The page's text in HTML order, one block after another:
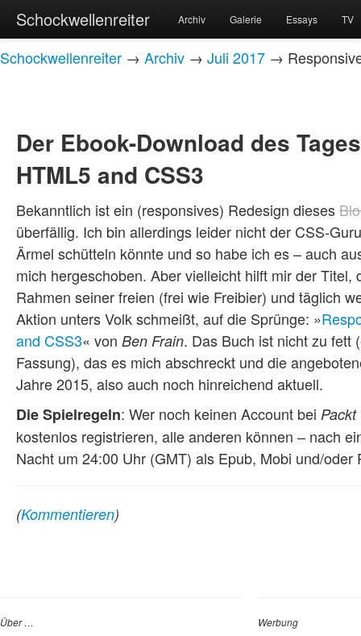
Schockwellenreiter Archiv Galerie Essays TV
Schockwellenreiter → Archiv → Juli 2017 →
Der Ebook-Download des
HTML5 and CSS3
Bekanntlich ist ein (responsives) Redesign dieses
überfällig. Ich bin allerdings leider nicht der CSS-
Ärmel schütteln könnte und so habe ich es – auch
mich hergeschoben. Aber vielleicht hilft mir der Titel,
Rahmen seiner freien (frei wie Freibier) und täglich
Aktion unters Volk schmeißt, auf die Sprünge: »
and CSS3« von Ben Frain. Das Buch ist nicht zu fett
Fassung), das es mich abschreckt und die
Jahre 2015, also auch noch hinreichend aktuell.
Die Spielregeln: Wer noch keinen Account bei Packt
kostenlos registrieren, alle anderen können – nach
Nacht um 24:00 Uhr (GMT) als Epub, Mobi und/
(Kommentieren)
Über …
Werbung